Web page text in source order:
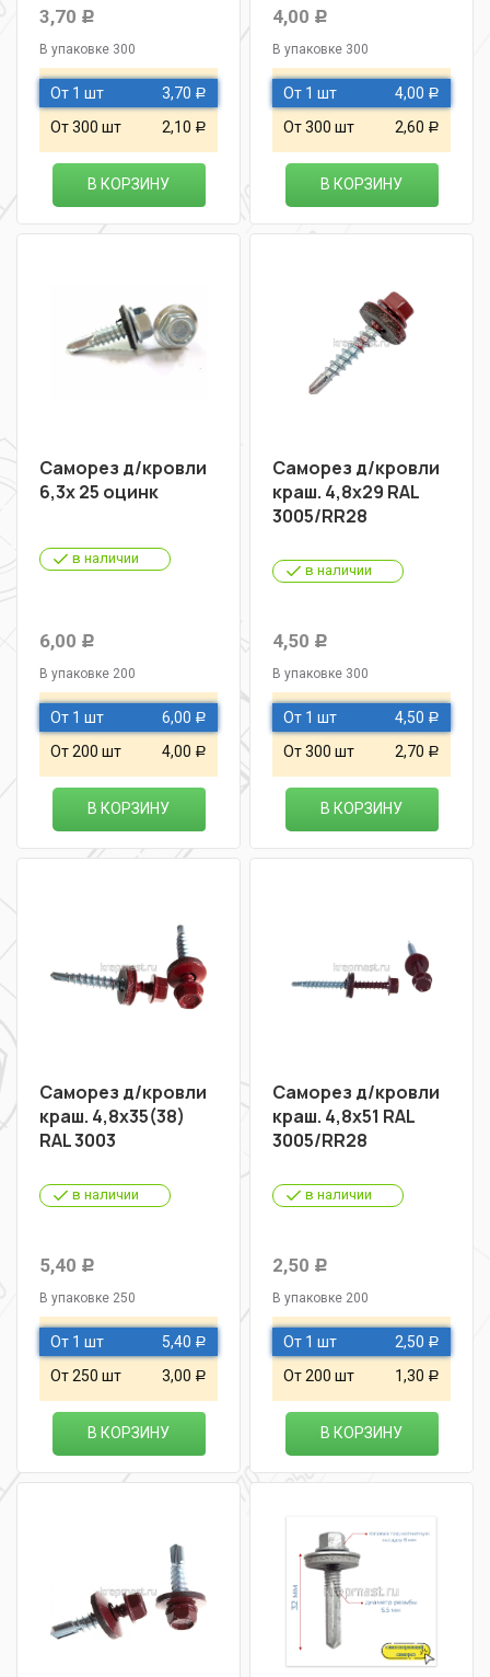
3,70 Р
В упаковке 300
От 1 шт 3,70 Р
От 300 шт 2,10 Р
В КОРЗИНУ
4,00 Р
В упаковке 300
От 1 шт 4,00 Р
От 300 шт 2,60 Р
В КОРЗИНУ
Саморез д/кровли
6,3х 25 оцинк
в наличии
6,00 Р
В упаковке 200
От 1 шт 6,00 Р
От 200 шт 4,00 Р
В КОРЗИНУ
Саморез д/кровли
краш. 4,8х29 RAL
3005/RR28
в наличии
4,50 Р
В упаковке 300
От 1 шт 4,50 Р
От 300 шт 2,70 Р
В КОРЗИНУ
Саморез д/кровли
краш. 4,8х35(38)
RAL 3003
в наличии
5,40 Р
В упаковке 250
От 1 шт 5,40 Р
От 250 шт 3,00 Р
В КОРЗИНУ
Саморез д/кровли
краш. 4,8х51 RAL
3005/RR28
в наличии
2,50 Р
В упаковке 200
От 1 шт 2,50 Р
От 200 шт 1,30 Р
В КОРЗИНУ